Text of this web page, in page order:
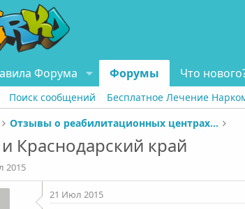
Форума Форумы Что
Поиск сообщений Бесплатное Лечение
Отзывы о реабилитационных центрах наркозависимых
Краснодарский край
2015
21 Июл 2015